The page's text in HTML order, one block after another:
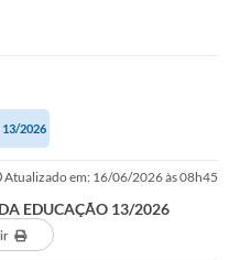
13/2026
Atualizado em: 16/06/2026 às 08h45
EDUCAÇÃO 13/2026